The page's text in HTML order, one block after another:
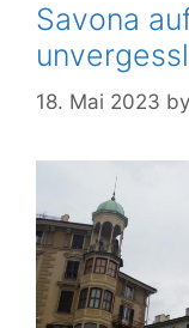
Savona
18. Mai 2023 by